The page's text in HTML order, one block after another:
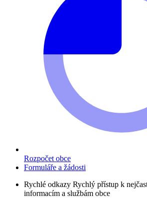
Rozpočet obce
Formuláře a žádosti
Rychlé odkazy Rychlý přístup k
informacím a službám obce